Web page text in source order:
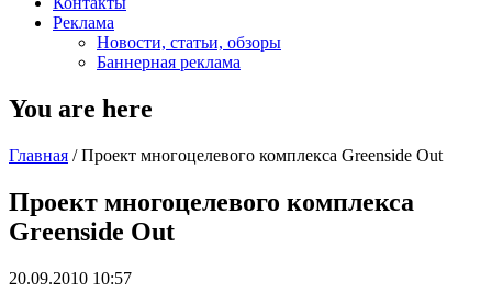
Реклама
Новости, статьи, обзоры
Баннерная реклама
You are here
Главная / Проект многоцелевого комплекса Greenside Out
Проект многоцелевого комплекса
Greenside Out
20.09.2010 10:57